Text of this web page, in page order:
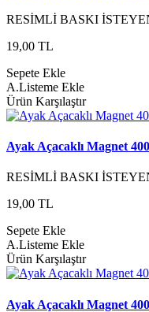
RESİMLİ BASKI
19,00 TL
Sepete Ekle
A.Listeme Ekle
Ürün Karşılaştır
Ayak Açacaklı Magnet
RESİMLİ BASKI
19,00 TL
Sepete Ekle
A.Listeme Ekle
Ürün Karşılaştır
Ayak Açacaklı Magnet